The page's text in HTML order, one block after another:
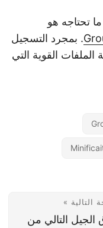
تحتاجه هو
. بمجرد التسجيل
القوية التي
»
الجيل التالي من